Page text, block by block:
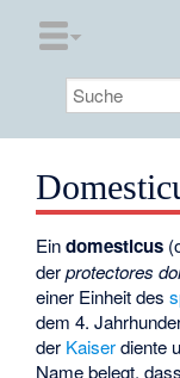
Eindomesticus
derprotectores
einer Einheit des
dem 4.
der Kaiserdiente
Name belegt,